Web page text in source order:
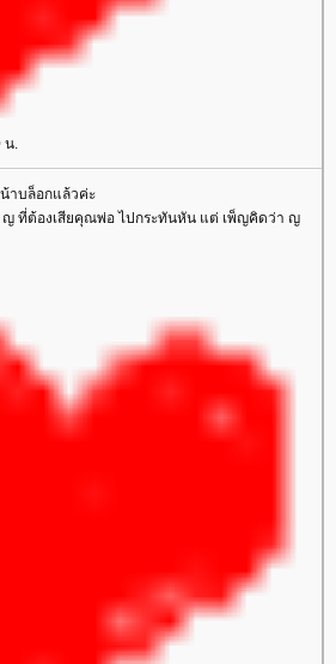
.
าบล็อกแล้วค่ะ
ญ ที่ต้องเสียคุณพ่อ ไปกระทันหัน แต่ เพ็ญคิดว่า ญ